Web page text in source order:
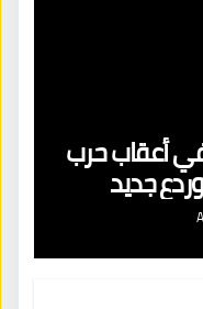
في أعقاب حرب
جديد